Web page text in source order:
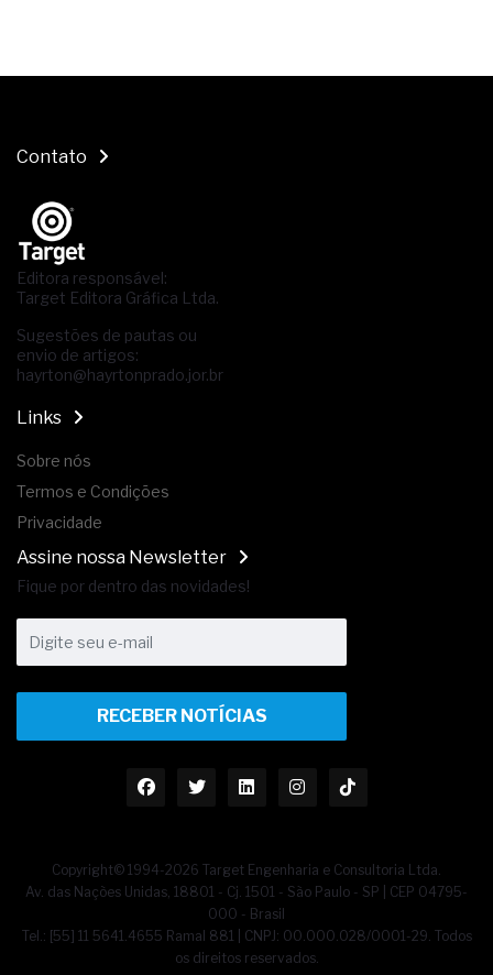
Contato
Editora responsável:
Target Editora Gráfica Ltda.
Sugestões de pautas ou
envio de artigos:
hayrton@hayrtonprado.jor.br
Links
Sobre nós
Termos e Condições
Privacidade
Assine nossa Newsletter
Fique por dentro das novidades!
RECEBER NOTÍCIAS
Copyright© 1994-2026 Target Engenharia e Consultoria Ltda.
Av. das Nações Unidas, 18801 - Cj. 1501 - São Paulo - SP | CEP 04795-
000 - Brasil
Tel.: [55] 11 5641.4655 Ramal 881 | CNPJ: 00.000.028/0001-29. Todos
os direitos reservados.